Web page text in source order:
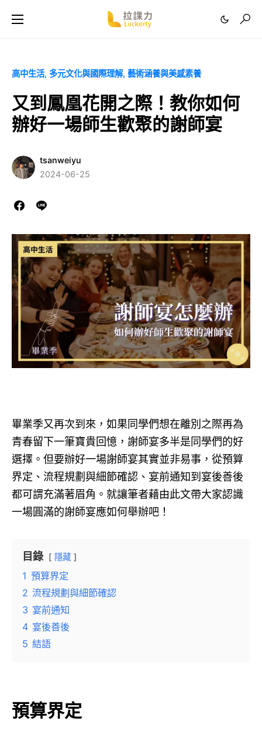
高中生活 多元文化與國際理解 藝術涵養與美感素養
又到鳳凰花開之際！教你如何
辦好一場師生歡聚的謝師宴
tsanweiyu
2024-06-25
畢業季又再次到來，如果同學們想在離別之際再為
青春留下一筆寶貴回憶，謝師宴多半是同學們的好
選擇。但要辦好一場謝師宴其實並非易事，從預算
界定、流程規劃與細節確認、宴前通知到宴後善後
都可謂充滿著眉角。就讓筆者藉由此文帶大家認識
一場圓滿的謝師宴應如何舉辦吧！
目錄 隱藏
1 預算界定
2 流程規劃與細節確認
3 宴前通知
4 宴後善後
5 結語
預算界定